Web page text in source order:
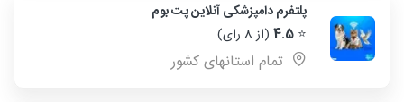
پلتفرم دامپزشکی آنلاین پت بوم
⭐
4.5 (از 8 رای)
تمام استانهای کشور